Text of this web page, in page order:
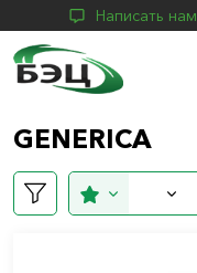
Написать нам
GENERICA